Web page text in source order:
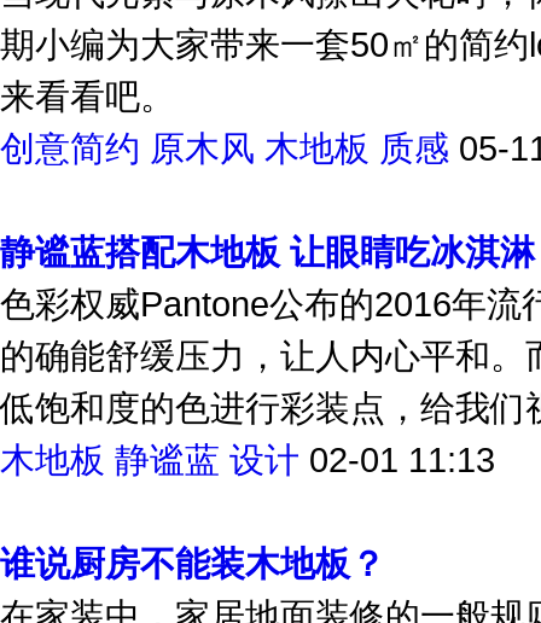
当现代元素与原木风擦出火花时
期小编为大家带来一套50㎡的简
来看看吧。
创意简约 原木风 木地板 质感
静谧蓝搭配木地板 让眼睛吃冰淇淋
色彩权威Pantone公布的2016年流
的确能舒缓压力，让人内心平和
低饱和度的色进行彩装点，给我们
木地板 静谧蓝 设计
谁说厨房不能装木地板？